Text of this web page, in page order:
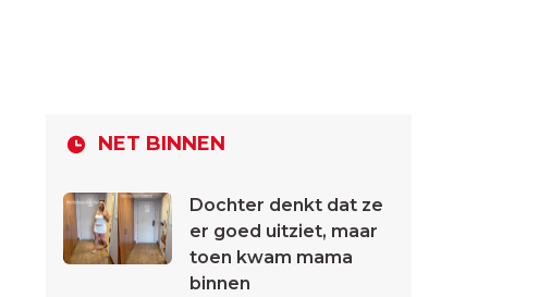
NET BINNEN
Dochter denkt dat ze
er goed uitziet, maar
toen kwam mama
binnen